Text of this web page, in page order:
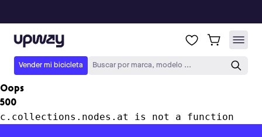
Upway
Vender mi bicicleta Buscar por marca, modelo ...
Oops
500
c.collections.nodes.at is not a function